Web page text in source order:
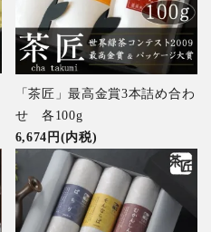
「茶匠」最高金賞3本詰め合わ
せ 各100g
6,674円(内税)